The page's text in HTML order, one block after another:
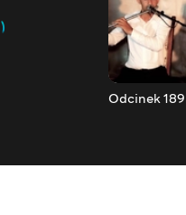
Odcinek 189